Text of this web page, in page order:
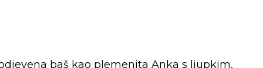
baš kao plemenita Anka s ljupkim,